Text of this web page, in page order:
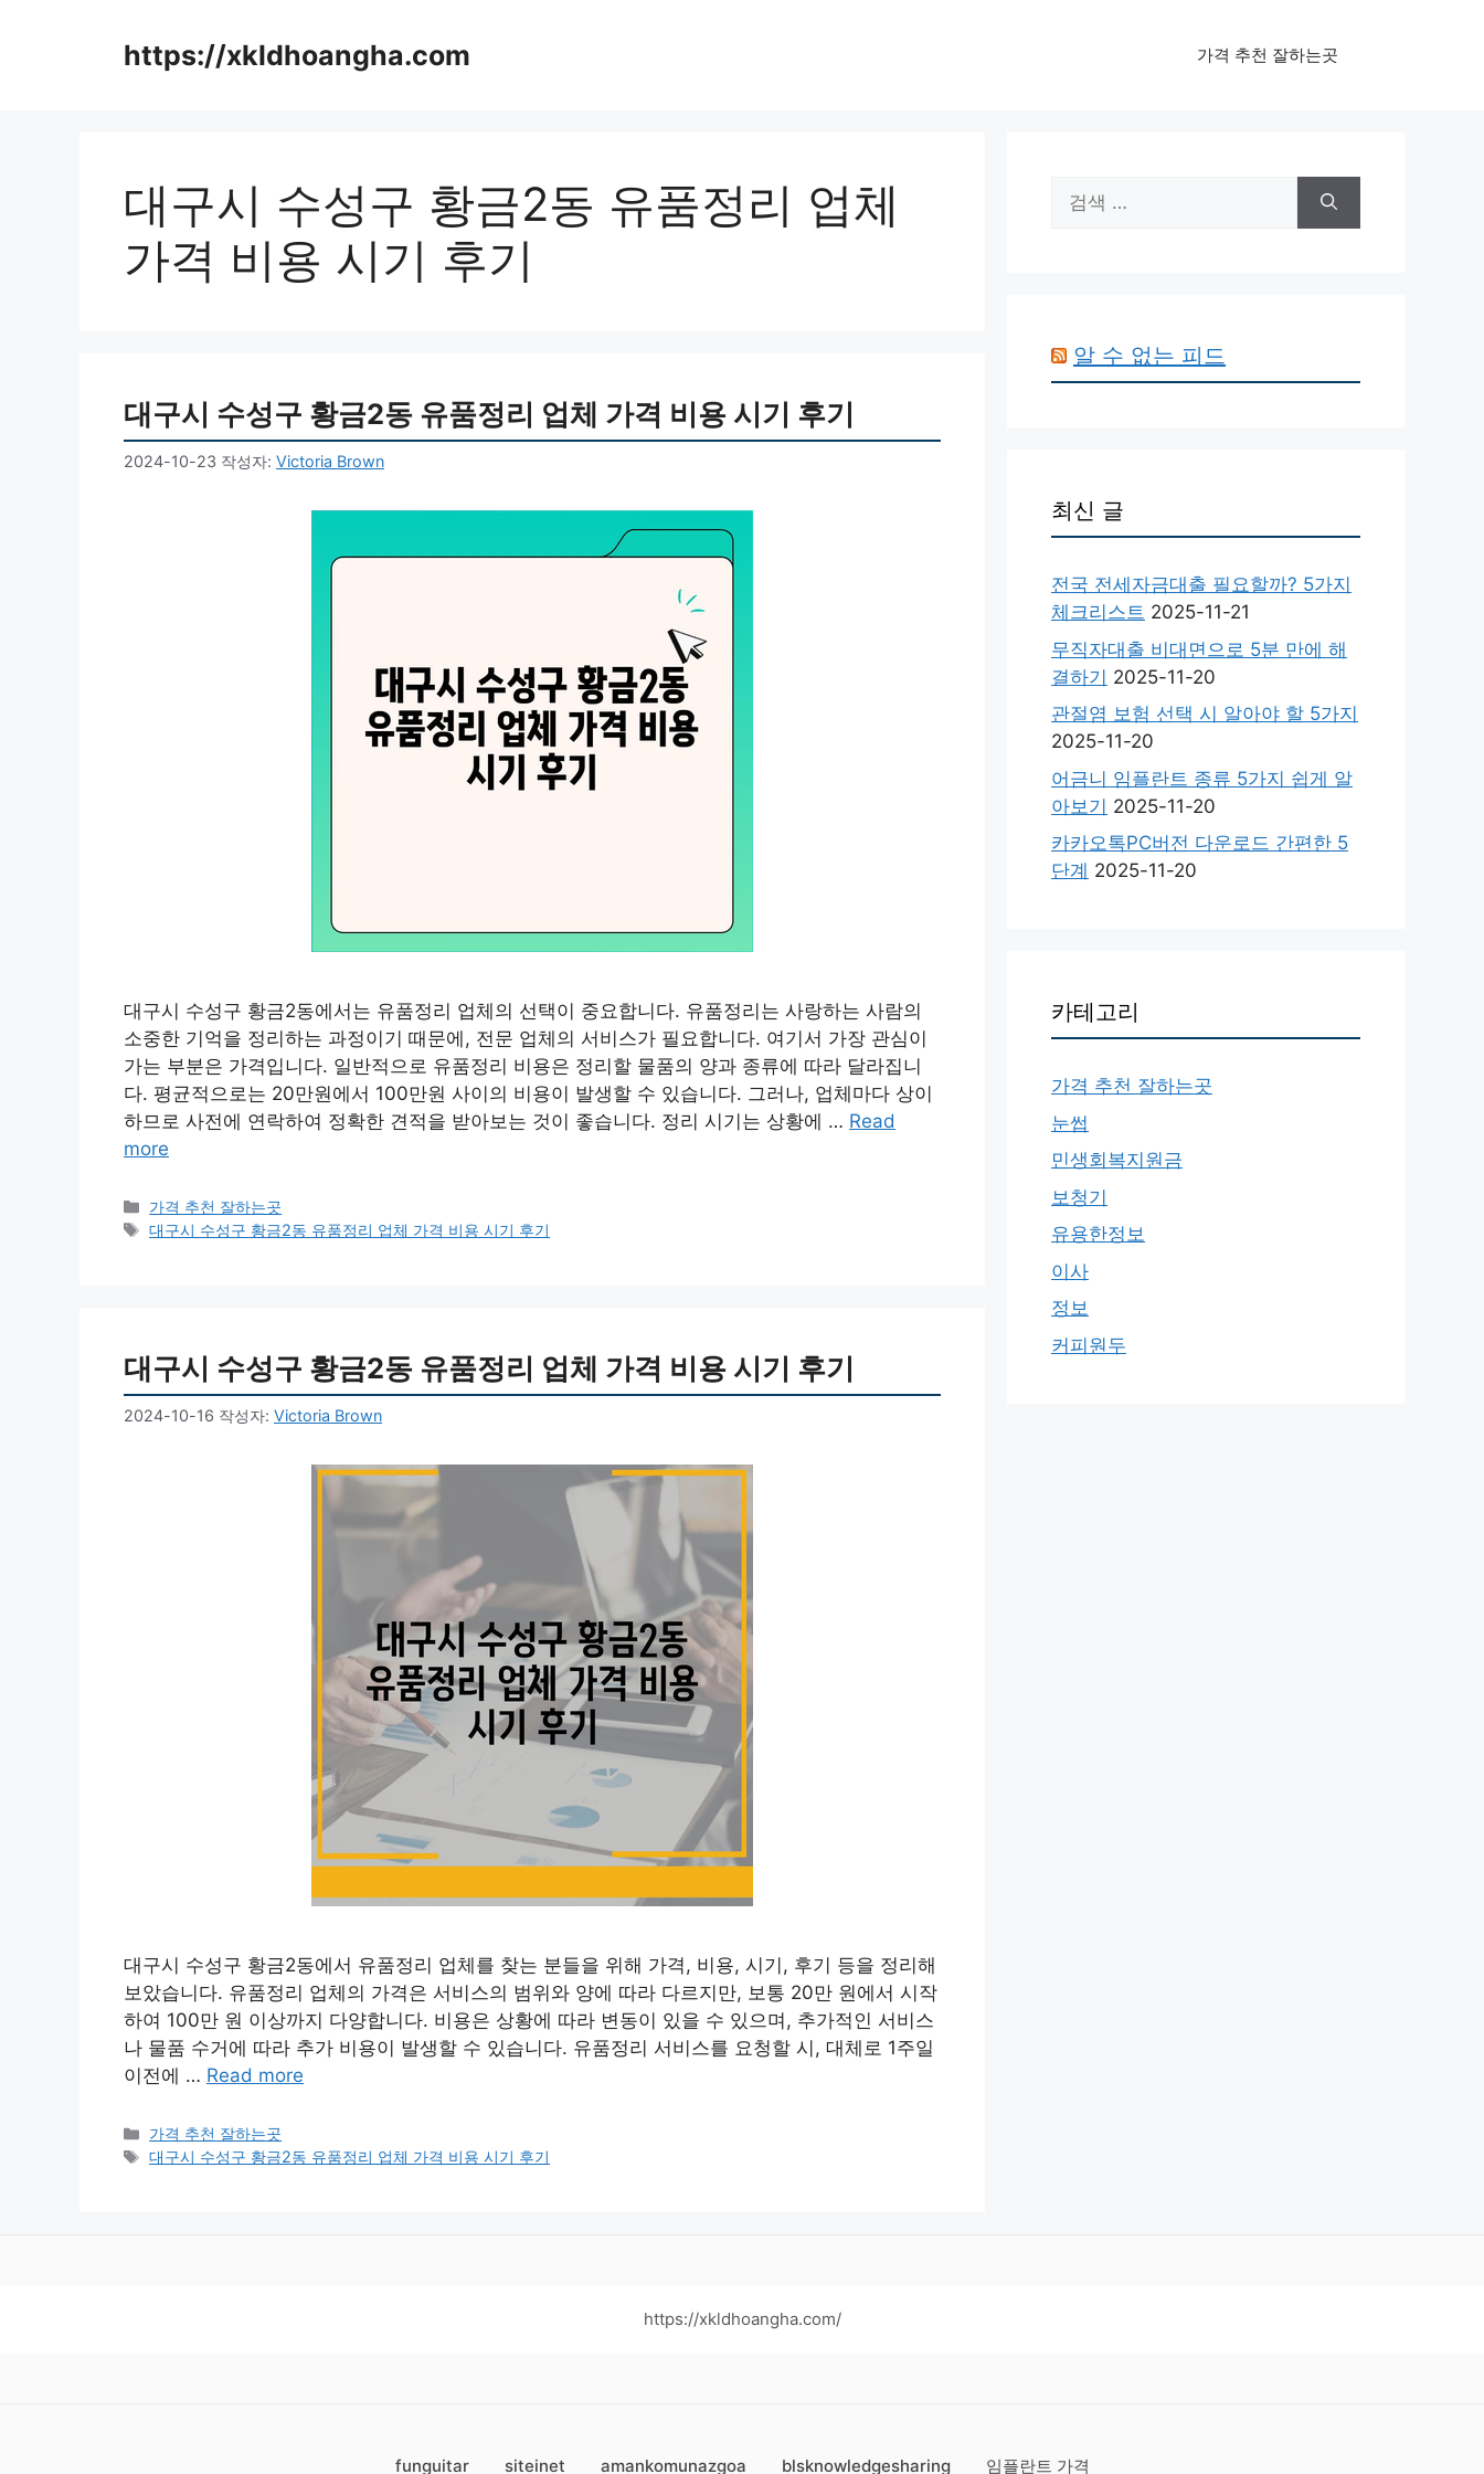
https://xkldhoangha.com 가격 추천 잘하는곳
대구시 수성구 황금2동 유품정리 업체
가격 비용 시기 후기
대구시 수성구 황금2동 유품정리 업체 가격 비용 시기 후기
2024-10-23 작성자: Victoria Brown
대구시 수성구 황금2동에서는 유품정리 업체의 선택이 중요합니다. 유품정리는 사랑하는 사람의
소중한 기억을 정리하는 과정이기 때문에, 전문 업체의 서비스가 필요합니다. 여기서 가장 관심이
가는 부분은 가격입니다. 일반적으로 유품정리 비용은 정리할 물품의 양과 종류에 따라 달라집니
다. 평균적으로는 20만원에서 100만원 사이의 비용이 발생할 수 있습니다. 그러나, 업체마다 상이
하므로 사전에 연락하여 정확한 견적을 받아보는 것이 좋습니다. 정리 시기는 상황에 … Read
more
카
테
가격 추천 잘하는곳
태
대구시 수성구 황금2동 유품정리 업체 가격 비용 시기 후기
대구시 수성구 황금2동 유품정리 업체 가격 비용 시기 후기
2024-10-16 작성자: Victoria Brown
대구시 수성구 황금2동에서 유품정리 업체를 찾는 분들을 위해 가격, 비용, 시기, 후기 등을 정리해
보았습니다. 유품정리 업체의 가격은 서비스의 범위와 양에 따라 다르지만, 보통 20만 원에서 시작
하여 100만 원 이상까지 다양합니다. 비용은 상황에 따라 변동이 있을 수 있으며, 추가적인 서비스
나 물품 수거에 따라 추가 비용이 발생할 수 있습니다. 유품정리 서비스를 요청할 시, 대체로 1주일
이전에 … Read more
카
테
가격 추천 잘하는곳
태
대구시 수성구 황금2동 유품정리 업체 가격 비용 시기 후기
색:
알 수 없는 피드
최신 글
전국 전세자금대출 필요할까? 5가지
체크리스트 2025-11-21
무직자대출 비대면으로 5분 만에 해
결하기 2025-11-20
관절염 보험 선택 시 알아야 할 5가지
2025-11-20
어금니 임플란트 종류 5가지 쉽게 알
아보기 2025-11-20
카카오톡PC버전 다운로드 간편한 5
단계 2025-11-20
카테고리
가격 추천 잘하는곳
눈썹
민생회복지원금
보청기
유용한정보
이사
정보
커피원두
https://xkldhoangha.com/
funguitar siteinet amankomunazgoa blsknowledgesharing 임플란트 가격